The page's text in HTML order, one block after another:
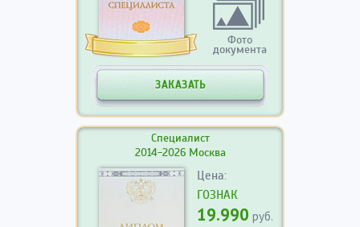
Фото
документа
ЗАКАЗАТЬ
Специалист
2014-2026 Москва
Цена:
ГОЗНАК
19.990 руб.